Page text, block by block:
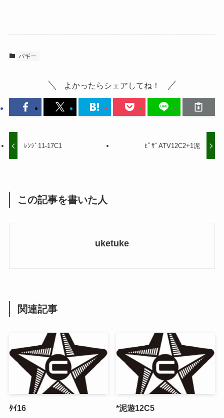
バギー
よかったらシェアしてね！
ﾚﾝｼﾞ11-17C1 ﾋﾟｻﾞATV12C2+1泥
この記事を書いた人
uketuke
関連記事
ﾀｲ16 *泥遊12C5